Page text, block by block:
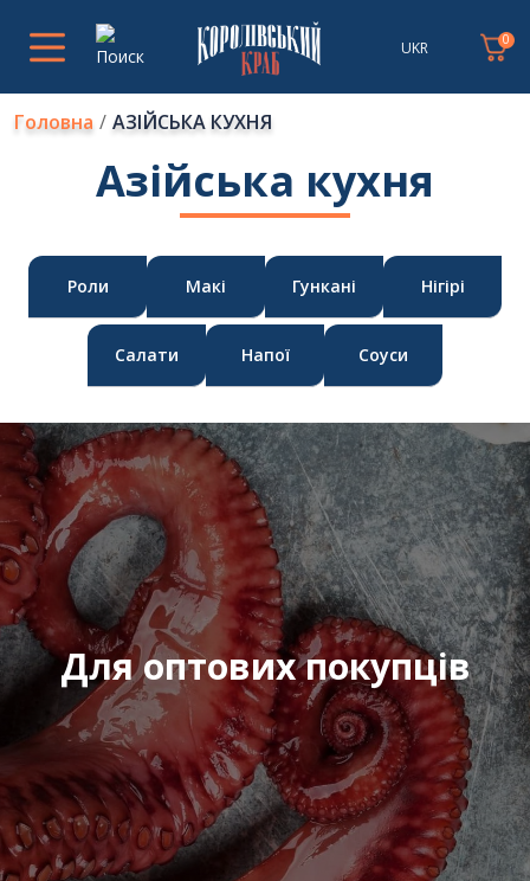
UKR 0
Головна АЗІЙСЬКА КУХНЯ
Азійська кухня
Роли Макі Гункані Нігірі
Салати Напої Соуси
Для оптових покупців
Отримати комерційну
пропозицію
ПІБ*:
Email: